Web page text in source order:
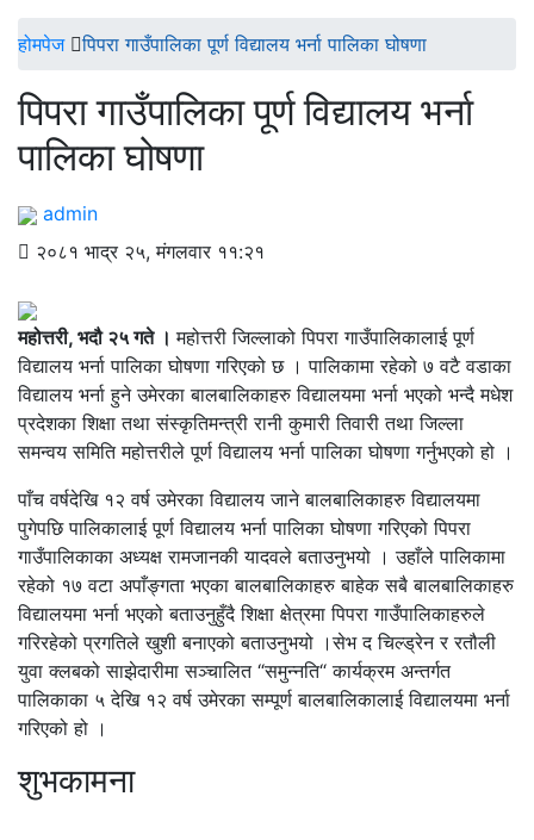
होमपेज पिपरा गाउँपालिका पूर्ण विद्यालय भर्ना पालिका घोषणा
पिपरा गाउँपालिका पूर्ण विद्यालय भर्ना
पालिका घोषणा
admin
२०८१ भाद्र २५, मंगलवार ११:२१
महोत्तरी, भदौ २५ गते ।महोत्तरी जिल्लाको पिपरा गाउँपालिकालाई पूर्ण
विद्यालय भर्ना पालिका घोषणा गरिएको छ । पालिकामा रहेको ७ वटै वडाका
विद्यालय भर्ना हुने उमेरका बालबालिकाहरु विद्यालयमा भर्ना भएको भन्दै मधेश
प्रदेशका शिक्षा तथा संस्कृतिमन्त्री रानी कुमारी तिवारी तथा जिल्ला
समन्वय समिति महोत्तरीले पूर्ण विद्यालय भर्ना पालिका घोषणा गर्नुभएको हो ।
पाँच वर्षदेखि १२ वर्ष उमेरका विद्यालय जाने बालबालिकाहरु विद्यालयमा
पुगेपछि पालिकालाई पूर्ण विद्यालय भर्ना पालिका घोषणा गरिएको पिपरा
गाउँपालिकाका अध्यक्ष रामजानकी यादवले बताउनुभयो । उहाँले पालिकामा
रहेको १७ वटा अपाँङ्गता भएका बालबालिकाहरु बाहेक सबै बालबालिकाहरु
विद्यालयमा भर्ना भएको बताउनुहुँदै शिक्षा क्षेत्रमा पिपरा गाउँपालिकाहरुले
गरिरहेको प्रगतिले खुशी बनाएको बताउनुभयो ।सेभ द चिल्ड्रेन र रतौली
युवा क्लबको साझेदारीमा सञ्चालित “समुन्नति“ कार्यक्रम अन्तर्गत
पालिकाका ५ देखि १२ वर्ष उमेरका सम्पूर्ण बालबालिकालाई विद्यालयमा भर्ना
गरिएको हो ।
शुभकामना